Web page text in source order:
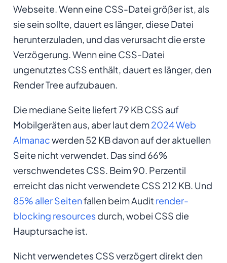
Webseite. Wenn eine CSS-Datei größer ist, als
sie sein sollte, dauert es länger, diese Datei
herunterzuladen, und das verursacht die erste
Verzögerung. Wenn eine CSS-Datei
ungenutztes CSS enthält, dauert es länger, den
Render Tree aufzubauen.
Die mediane Seite liefert 79 KB CSS auf
Mobilgeräten aus, aber laut dem2024 Web
Almanacwerden 52 KB davon auf der aktuellen
Seite nicht verwendet. Das sind 66%
verschwendetes CSS. Beim 90. Perzentil
erreicht das nicht verwendete CSS 212 KB. Und
85% aller Seitenfallen beim Audit render-
blocking resourcesdurch, wobei CSS die
Hauptursache ist.
Nicht verwendetes CSS verzögert direkt den